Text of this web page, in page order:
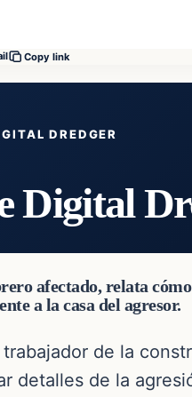
Copy link
DREDGER
Digital
afectado, relata
a la casa del agresor.
de la
detalles de la